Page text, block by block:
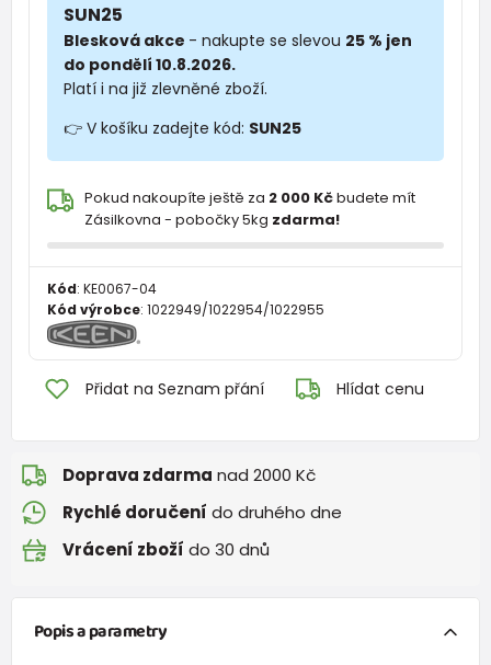
SUN25
Blesková akce - nakupte se slevou 25 % jen
do pondělí 10.8.2026.
Platí i na již zlevněné zboží.
👉 V košíku zadejte kód: SUN25
Pokud nakoupíte ještě za 2 000 Kčbudete mít
Zásilkovna - pobočky 5kg zdarma!
Kód: KE0067-04
Kód výrobce: 1022949/1022954/1022955
Přidat na Seznam přání Hlídat cenu
Doprava zdarma nad 2000 Kč
Rychlé doručení do druhého dne
Vrácení zboží do 30 dnů
Popis a parametry